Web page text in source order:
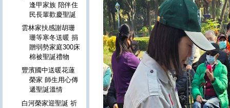
逢甲家族 陪伴住
民長輩歡慶聖誕
雲林家扶感謝胡珊
珊等寒冬送暖 捐
贈弱勢家庭300床
棉被聖誕禮物
豐濱國中送暖花蓮
榮家 師生用心傳
遞聖誕溫情
白河榮家迎聖誕 祈